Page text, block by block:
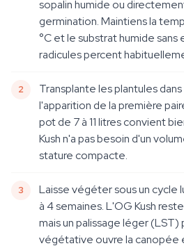
sopalin humide ou
germination. Maintiens la
°C et le substrat humide sans
radicules percent
Transplante les plantules
l'apparition de la première
pot de 7 à 11 litres convient
Kush n'a pas besoin d'un
stature compacte.
Laisse végéter sous un cycle
à 4 semaines. L'OG Kush
mais un palissage léger (LST)
végétative ouvre la canopée